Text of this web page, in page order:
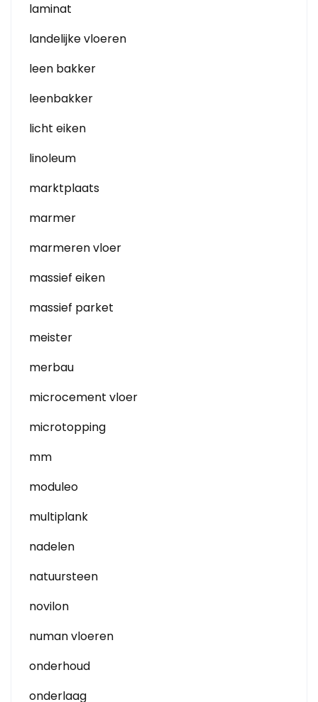
laminat
landelijke vloeren
leen bakker
leenbakker
licht eiken
linoleum
marktplaats
marmer
marmeren vloer
massief eiken
massief parket
meister
merbau
microcement vloer
microtopping
mm
moduleo
multiplank
nadelen
natuursteen
novilon
numan vloeren
onderhoud
onderlaag